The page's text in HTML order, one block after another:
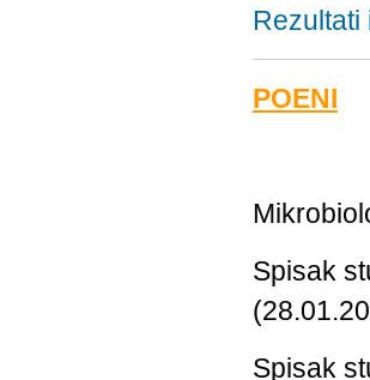
Rezultati
POENI
Spisak
Spisak